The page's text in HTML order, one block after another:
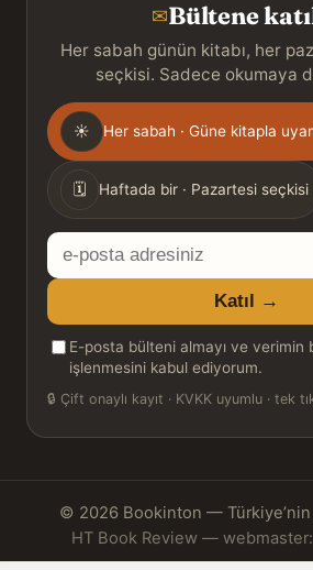
✉Bültene
Her sabah günün kitabı, her
seçkisi. Sadece okumaya
Gönderim
sıklığı
☀ Her sabah · Güne kitapla
🗓 Haftada bir · Pazartesi seçkisi
E-
posta
adresiniz
Katıl →
E-posta bülteni almayı ve verimin
işlenmesini kabul ediyorum.
🔒 Çift onaylı kayıt · KVKK uyumlu · tek
© 2026 Bookinton —
HT Book Review —